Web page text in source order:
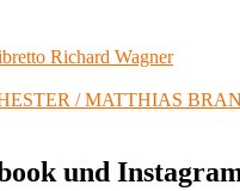
Richard Wagner
/ MATTHIAS
und